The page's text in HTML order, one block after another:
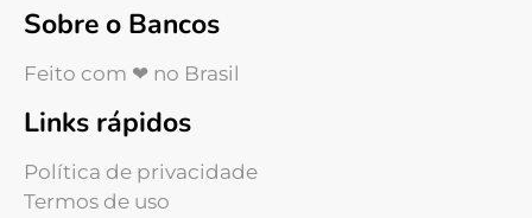
Sobre o Bancos
Feito com ❤ no Brasil
Links rápidos
Política de privacidade
Termos de uso